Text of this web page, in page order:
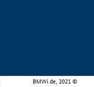
BMWi.de, 2021 ©